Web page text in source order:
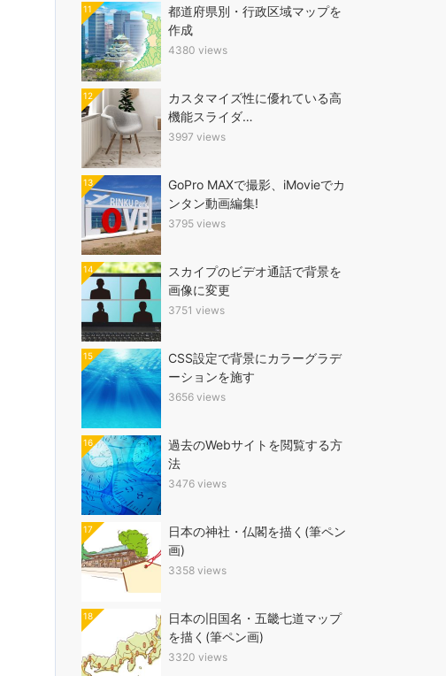
11
都道府県別・行政区域マップを
作成
4380 views
12
カスタマイズ性に優れている高
機能スライダ…
3997 views
13
GoPro MAXで撮影、iMovieでカ
ンタン動画編集!
3795 views
14
スカイプのビデオ通話で背景を
画像に変更
3751 views
15
CSS設定で背景にカラーグラデ
ーションを施す
3656 views
16
過去のWebサイトを閲覧する方
法
3476 views
17
日本の神社・仏閣を描く(筆ペン
画)
3358 views
18
日本の旧国名・五畿七道マップ
を描く(筆ペン画)
3320 views